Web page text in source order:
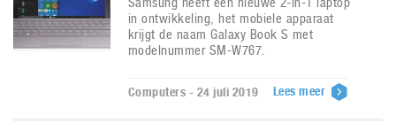
in ontwikkeling, het mobiele apparaat
krijgt de naam Galaxy Book S met
modelnummer SM-W767.
Computers - 24 juli 2019 Lees meer